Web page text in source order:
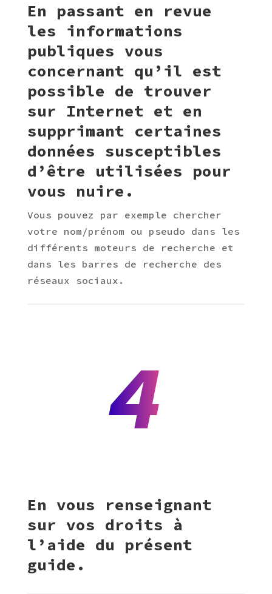
En passant en revue
les informations
publiques vous
concernant qu’il est
possible de trouver
sur Internet et en
supprimant certaines
données susceptibles
d’être utilisées pour
vous nuire.
Vous pouvez par exemple chercher
votre nom/prénom ou pseudo dans les
différents moteurs de recherche et
dans les barres de recherche des
réseaux sociaux.
4
En vous renseignant
sur vos droits à
l’aide du présent
guide.